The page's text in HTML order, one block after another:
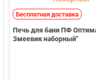
Бесплатная доставка
Печь для бани ПФ
Змеевик наборный"